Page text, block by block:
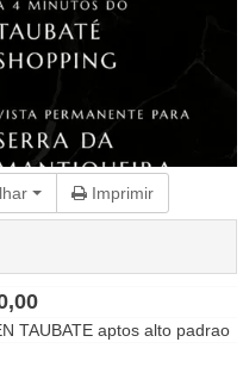
Imprimir
TAUBATE aptos alto padrao